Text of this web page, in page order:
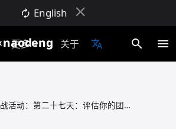
autorenew English
close
naodeng
更多expand_more 关于 translate search menu
30 天 AI 测试挑战活动：第二十七天：评估你的团队是否准备好采用人工智能辅助测试